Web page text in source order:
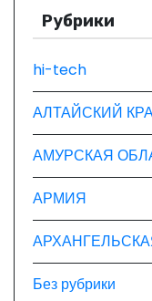
п
и
с
я
м
Рубрики
hi-tech
АЛТАЙСКИЙ
АМУРСКАЯ
АРМИЯ
Без рубрики